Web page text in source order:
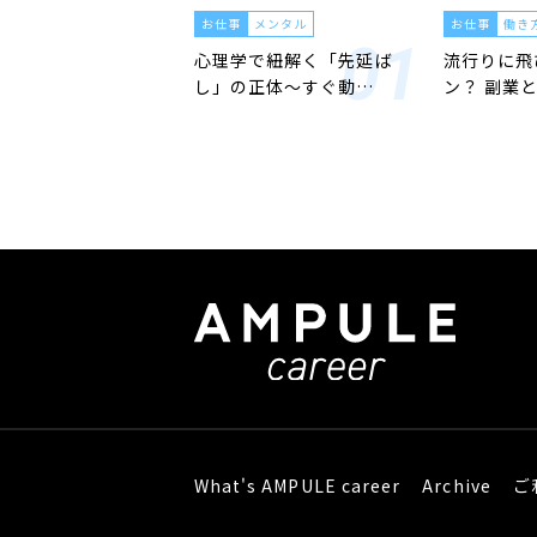
お仕事 メンタル
心理学で紐解く「先延ば
し」の正体〜すぐ動…
お仕事 働き
流行りに
ン？ 副業
What's AMPULE career Archive